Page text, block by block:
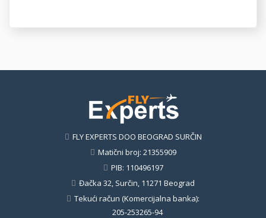
FLY EXPERTS DOO BEOGRAD SURČIN
Matični broj: 21355909
PIB: 110496197
Đačka 32, Surčin, 11271 Beograd
Tekući račun (Komercijalna banka):
205-253265-94